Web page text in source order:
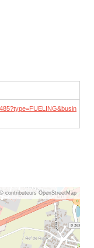
© contributeurs OpenStreetMap